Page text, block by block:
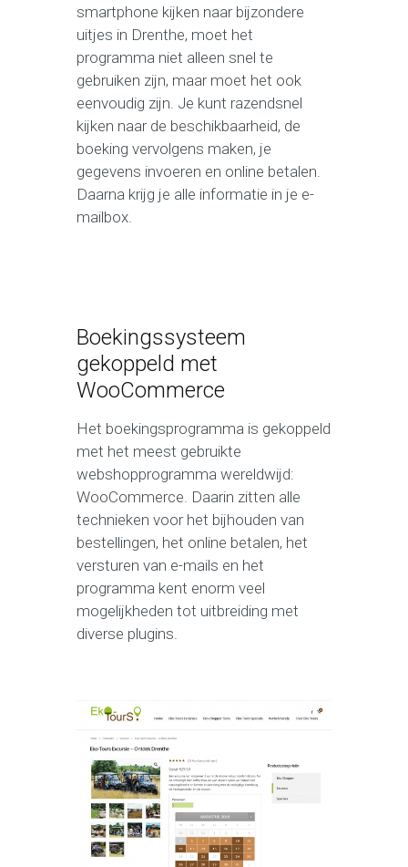
smartphone kijken naar bijzondere
uitjes in Drenthe, moet het
programma niet alleen snel te
gebruiken zijn, maar moet het ook
eenvoudig zijn. Je kunt razendsnel
kijken naar de beschikbaarheid, de
boeking vervolgens maken, je
gegevens invoeren en online betalen.
Daarna krijg je alle informatie in je e-
mailbox.
Boekingssysteem
gekoppeld met
WooCommerce
Het boekingsprogramma is gekoppeld
met het meest gebruikte
webshopprogramma wereldwijd:
WooCommerce. Daarin zitten alle
technieken voor het bijhouden van
bestellingen, het online betalen, het
versturen van e-mails en het
programma kent enorm veel
mogelijkheden tot uitbreiding met
diverse plugins.